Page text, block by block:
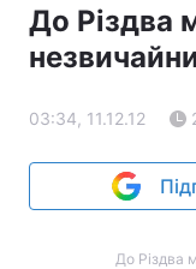
До Різдва
03:34, 11.12.12
До Різдва